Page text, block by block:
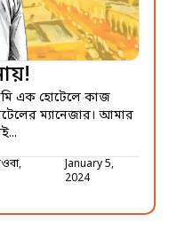
এক হোটেলে কাজ
ম্যানেজার। আমার
January 5,
2024